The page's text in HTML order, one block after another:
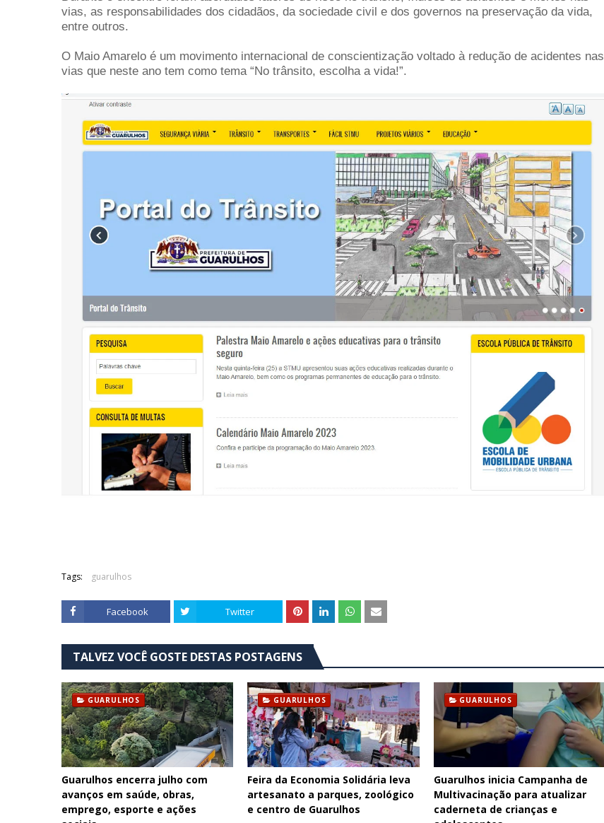
vias, as responsabilidades dos cidadãos, da sociedade civil e dos governos na preservação da vida,
entre outros.
O Maio Amarelo é um movimento internacional de conscientização voltado à redução de acidentes nas
vias que neste ano tem como tema “No trânsito, escolha a vida!”.
Tags: guarulhos
Facebook Twitter
TALVEZ VOCÊ GOSTE DESTAS POSTAGENS
GUARULHOS
Guarulhos encerra julho com
avanços em saúde, obras,
emprego, esporte e ações
GUARULHOS
Feira da Economia Solidária leva
artesanato a parques, zoológico
e centro de Guarulhos
GUARULHOS
Guarulhos inicia Campanha de
Multivacinação para atualizar
caderneta de crianças e